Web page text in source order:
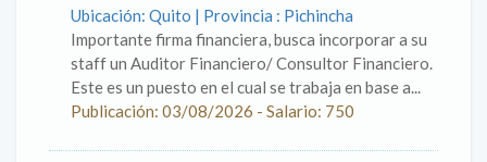
Ubicación: Quito | Provincia : Pichincha
Importante firma financiera, busca incorporar a su
staff un Auditor Financiero/ Consultor Financiero.
Este es un puesto en el cual se trabaja en base a...
Publicación: 03/08/2026 - Salario: 750